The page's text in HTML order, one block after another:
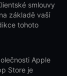
smlouvy
základě vaší
tohoto
Apple
Store je